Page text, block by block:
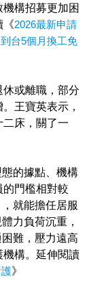
構招募更加困
《2026最新申請
台5個月換工免
或離職，部分
王寶英表示，
床，關了一
的據點、機構
門檻相對較
就能擔任居服
力負荷沉重，
難，壓力遠高
構。延伸閱讀
》